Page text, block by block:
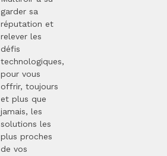
garder sa
réputation et
relever les
défis
technologiques,
pour vous
offrir, toujours
et plus que
jamais, les
solutions les
plus proches
de vos